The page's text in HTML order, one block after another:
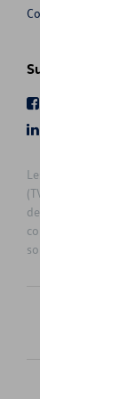
Conditions de vente
Suivez nous
Les prix affichés
(TVAc), hors
de vente actuel et
contacter votre
sont sujets à des